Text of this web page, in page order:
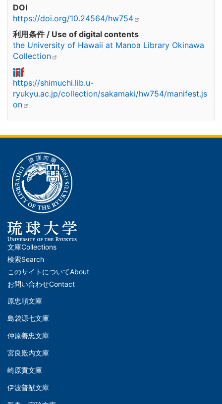
DOI
https://doi.org/10.24564/hw754
利用条件 / Use of digital contents
the University of Hawaii at Manoa Library Okinawa
Collection
https://shimuchi.lib.u-
ryukyu.ac.jp/collection/sakamaki/hw754/manifest.js
on
メ
イ
ン
ナ
ビ
ー
シ
ョ
ン
文庫Collections
検索Search
このサイトについてAbout
お問い合わせContact
文
(Left)
原忠順文庫
島袋源七文庫
仲原善忠文庫
文
(Middle)
宮良殿内文庫
崎原貢文庫
伊波普猷文庫